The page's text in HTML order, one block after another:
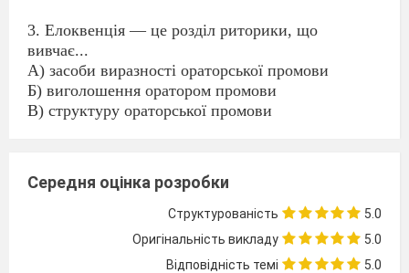
3. Елоквенцiя — це роздiл риторики, що
вивчає...
А) засоби виразностi ораторської промови
Б) виголошення оратором промови
В) структуру ораторської промови
4. Акцiя — це роздiл риторики, який розглядає...
А) засоби виразностi ораторської промови
Б) виголошення оратором промови
В) структуру ораторської промови
Г) розробку предметної царини ораторської
Середня оцінка розробки
Структурованість
5.0
Оригінальність викладу
5.0
Відповідність темі
5.0